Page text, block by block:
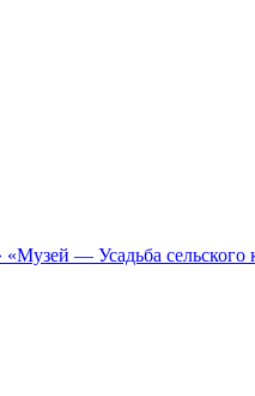
— Усадьба сельского